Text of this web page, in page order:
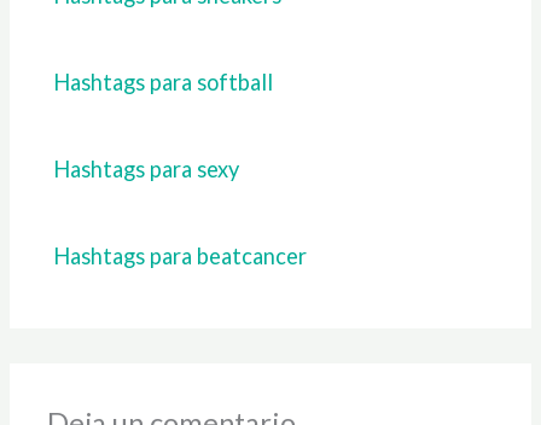
Hashtags para softball
Hashtags para sexy
Hashtags para beatcancer